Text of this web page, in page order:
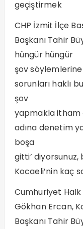
geçiştirmek
CHP İzmit İlçe
Başkanı Tahir
hüngür hüngür
şov söylemlerine
sorunları haklı
şov
yapmakla itham
adına denetim
boşa
gitti’ diyorsunuz,
Kocaeli’nin kaç
Cumhuriyet Halk
Gökhan Ercan,
Başkanı Tahir